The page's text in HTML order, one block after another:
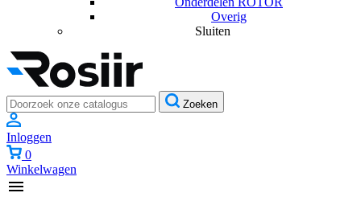
Overig
Sluiten
Zoeken
Inloggen
0
Winkelwagen